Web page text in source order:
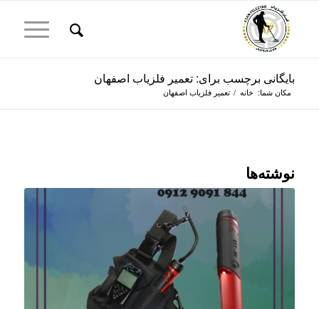
بایگانی برچسب برای: تعمیر فلزیاب اصفهان
مکان شما: خانه / تعمیر فلزیاب اصفهان
نوشته‌ها